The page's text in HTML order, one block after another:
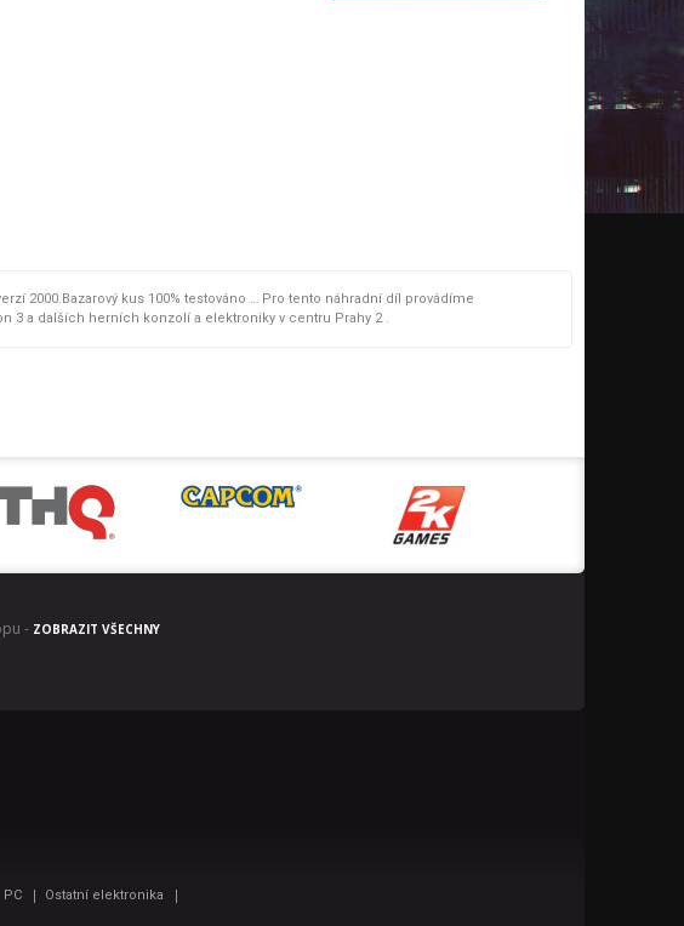
2000.Bazarový kus 100% testováno … Pro tento náhradní díl provádíme
3 a dalších herních konzolí a elektroniky v centru Prahy 2 .
- ZOBRAZIT VŠECHNY
PC | Ostatní elektronika |